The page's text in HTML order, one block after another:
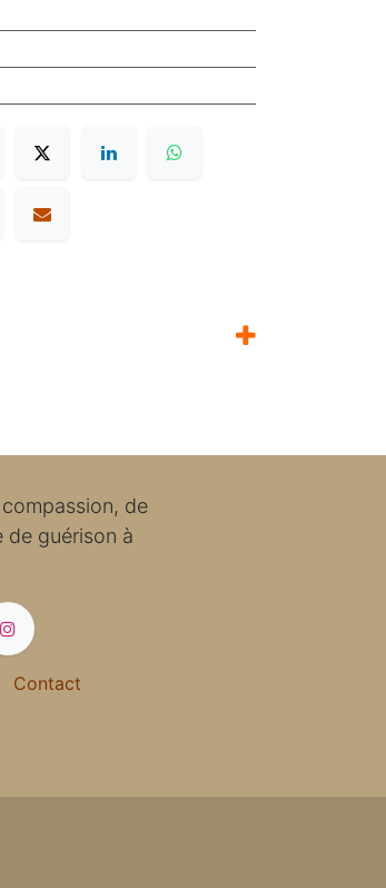
de
de guérison à
Contact